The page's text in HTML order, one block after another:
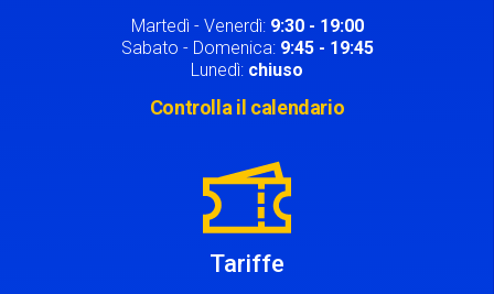
Martedì - Venerdì: 9:30 - 19:00
Sabato - Domenica: 9:45 - 19:45
Lunedì: chiuso
Controlla il calendario
Tariffe